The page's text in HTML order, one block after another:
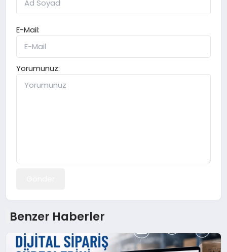
E-Mail:
Yorumunuz:
Benzer Haberler